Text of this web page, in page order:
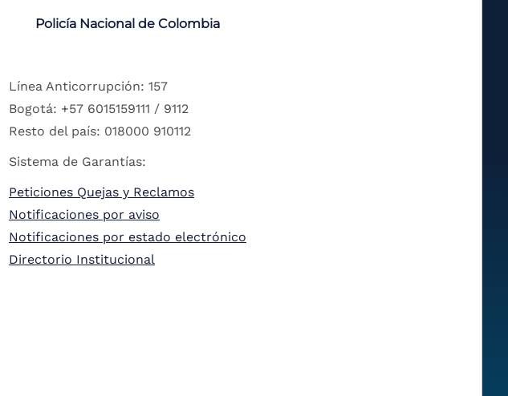
Policía Nacional de Colombia
Línea Anticorrupción: 157
Bogotá: +57 6015159111 / 9112
Resto del país: 018000 910112
Sistema de Garantías:
Peticiones Quejas y Reclamos
Notificaciones por aviso
Notificaciones por estado electrónico
Directorio Institucional